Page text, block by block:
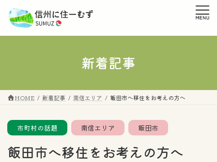
ン
プ
ー
動
新着記事
HOME 新着記事 南信エリア 飯田市へ移住をお考えの方へ
飯田市へ移住をお考えの方へ
南信エリア 飯田市
市町村の話題